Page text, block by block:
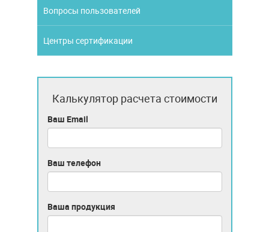
Вопросы пользователей
Центры сертификации
Калькулятор расчета стоимости
Ваш Email
Ваш телефон
Ваша продукция